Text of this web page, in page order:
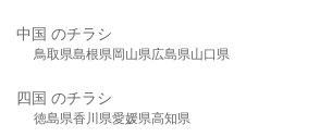
中国 のチラシ
鳥取県島根県岡山県広島県山口県
四国 のチラシ
徳島県香川県愛媛県高知県